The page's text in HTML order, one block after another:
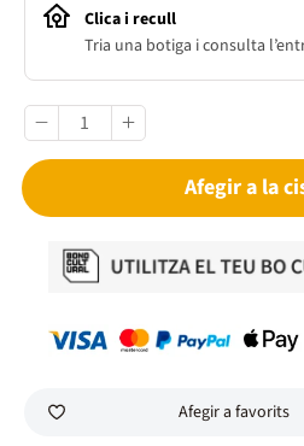
Clica i recull
Tria una botiga i consulta
Afegir a la
Afegir a favorits